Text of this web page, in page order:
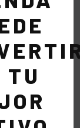
otra
a
TU